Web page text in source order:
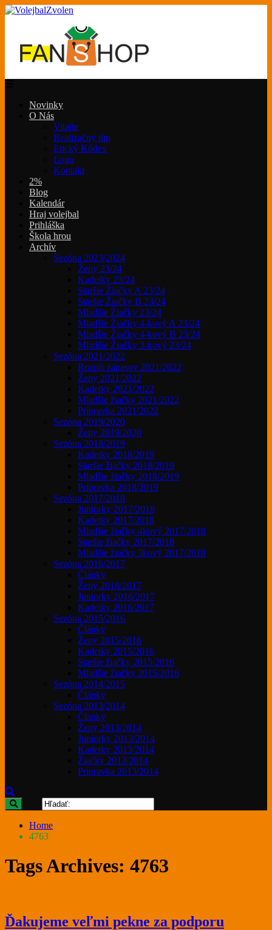
Novinky
O Nás
Vitajte
Realizačný tím
Etický Kódex
Logo
Kontakt
2%
Blog
Kalendár
Hraj volejbal
Prihláška
Škola hrou
Archív
Sezóna 2023/2024
Ženy 23/24
Kadetky 23/24
Staršie Žiačky A 23/24
Staršie Žiačky B 23/24
Mladšie Žiačky 23/24
Mladšie Žiačky 4-kový A 23/24
Mladšie Žiačky 4-kový B 23/24
Mladšie Žiačky 3-kový 23/24
Sezóna 2021/2022
Rozpis zápasov 2021/2022
Ženy 2021/2022
Kadetky 2021/2022
Mladšie žiačky 2021/2022
Prípravka 2021/2022
Sezóna 2019/2020
Ženy 2019/2020
Sezóna 2018/2019
Kadetky 2018/2019
Staršie žiačky 2018/2019
Mladšie žiačky 2018/2019
Prípravka 2018/2019
Sezóna 2017/2018
Juniorky 2017/2018
Kadetky 2017/2018
Mladšie žiačky 4kový 2017/2018
Staršie žiačky 2017/2018
Mladšie žiačky 3kový 2017/2018
Sezóna 2016/2017
Články
Ženy 2016/2017
Juniorky 2016/2017
Kadetky 2016/2017
Sezóna 2015/2016
Články
Ženy 2015/2016
Kadetky 2015/2016
Staršie žiačky 2015/2016
Mladšie žiačky 2015/2016
Sezóna 2014/2015
Články
Sezóna 2013/2014
Články
Ženy 2013/2014
Juniorky 2013/2014
Kadetky 2013/2014
Žiačky 2013/2014
Prípravka 2013/2014
Home
4763
Tags Archives: 4763
Ďakujeme veľmi pekne za podporu